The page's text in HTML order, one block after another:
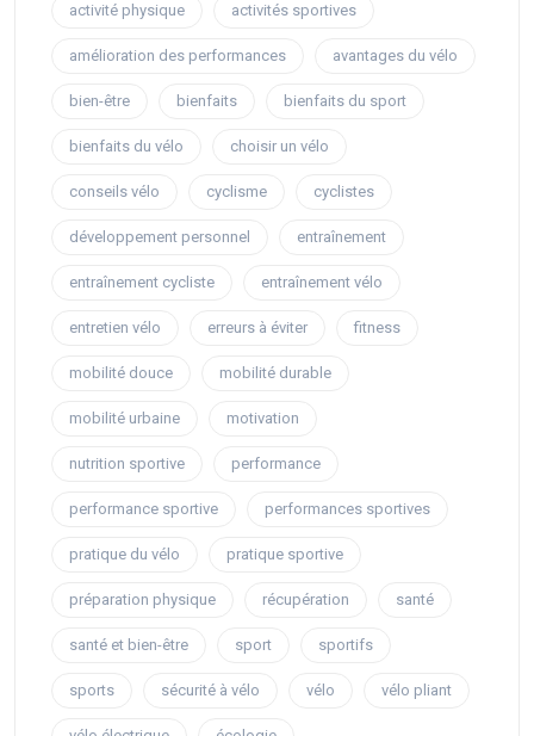
activité physique activités sportives
amélioration des performances avantages du vélo
bien-être bienfaits bienfaits du sport
bienfaits du vélo choisir un vélo
conseils vélo cyclisme cyclistes
développement personnel entraînement
entraînement cycliste entraînement vélo
entretien vélo erreurs à éviter fitness
mobilité douce mobilité durable
mobilité urbaine motivation
nutrition sportive performance
performance sportive performances sportives
pratique du vélo pratique sportive
préparation physique récupération santé
santé et bien-être sport sportifs
sports sécurité à vélo vélo vélo pliant